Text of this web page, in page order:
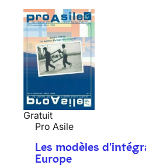
Gratuit
Pro Asile
Les modèles
Europe